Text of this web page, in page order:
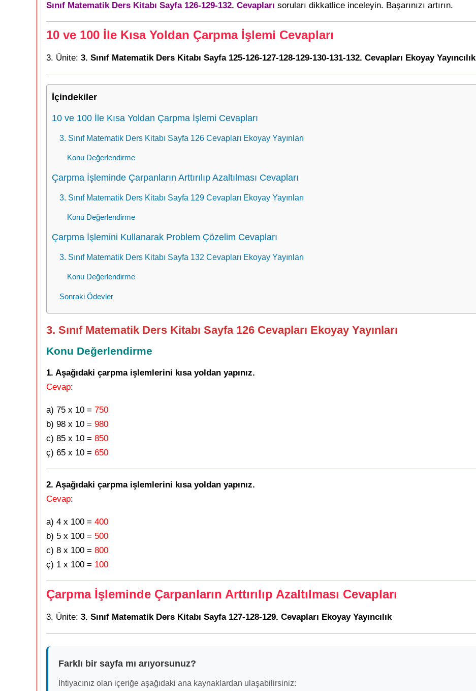
Sınıf Matematik Ders Kitabı Sayfa 126-129-132. Cevapları soruları dikkatlice inceleyin. Başarınızı artırın.
10 ve 100 İle Kısa Yoldan Çarpma İşlemi Cevapları
3. Ünite: 3. Sınıf Matematik Ders Kitabı Sayfa 125-126-127-128-129-130-131-132. Cevapları Ekoyay Yayıncılık
İçindekiler
10 ve 100 İle Kısa Yoldan Çarpma İşlemi Cevapları
3. Sınıf Matematik Ders Kitabı Sayfa 126 Cevapları Ekoyay Yayınları
Konu Değerlendirme
Çarpma İşleminde Çarpanların Arttırılıp Azaltılması Cevapları
3. Sınıf Matematik Ders Kitabı Sayfa 129 Cevapları Ekoyay Yayınları
Konu Değerlendirme
Çarpma İşlemini Kullanarak Problem Çözelim Cevapları
3. Sınıf Matematik Ders Kitabı Sayfa 132 Cevapları Ekoyay Yayınları
Konu Değerlendirme
Sonraki Ödevler
3. Sınıf Matematik Ders Kitabı Sayfa 126 Cevapları Ekoyay Yayınları
Konu Değerlendirme
1. Aşağıdaki çarpma işlemlerini kısa yoldan yapınız.
Cevap:
a) 75 x 10 = 750
b) 98 x 10 = 980
c) 85 x 10 = 850
ç) 65 x 10 = 650
2. Aşağıdaki çarpma işlemlerini kısa yoldan yapınız.
Cevap:
a) 4 x 100 = 400
b) 5 x 100 = 500
c) 8 x 100 = 800
ç) 1 x 100 = 100
Çarpma İşleminde Çarpanların Arttırılıp Azaltılması Cevapları
3. Ünite: 3. Sınıf Matematik Ders Kitabı Sayfa 127-128-129. Cevapları Ekoyay Yayıncılık
Farklı bir sayfa mı arıyorsunuz?
İhtiyacınız olan içeriğe aşağıdaki ana kaynaklardan ulaşabilirsiniz: